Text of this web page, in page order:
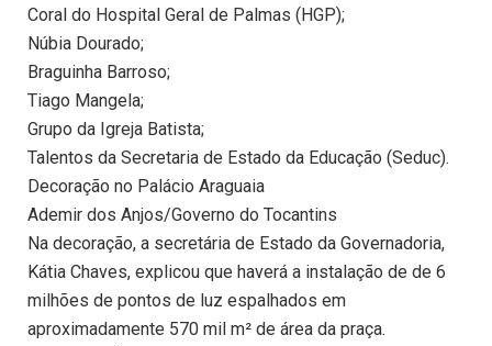
Coral do Hospital Geral de Palmas (HGP);
Núbia Dourado;
Braguinha Barroso;
Tiago Mangela;
Grupo da Igreja Batista;
Talentos da Secretaria de Estado da Educação (Seduc).
Decoração no Palácio Araguaia
Ademir dos Anjos/Governo do Tocantins
Na decoração, a secretária de Estado da Governadoria,
Kátia Chaves, explicou que haverá a instalação de de 6
milhões de pontos de luz espalhados em
aproximadamente 570 mil m² de área da praça.